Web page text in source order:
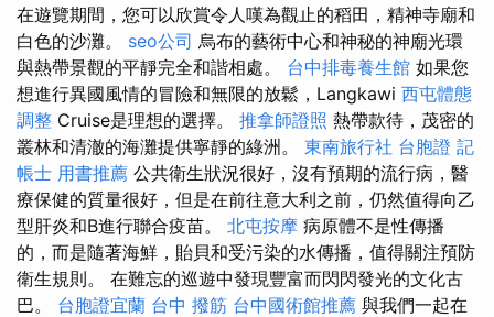
在遊覽期間，您可以欣賞令人嘆為觀止的稻田，精神寺廟和
白色的沙灘。 seo公司 烏布的藝術中心和神秘的神廟光環
與熱帶景觀的平靜完全和諧相處。 台中排毒養生館 如果您
想進行異國風情的冒險和無限的放鬆，Langkawi 西屯體態
調整 Cruise是理想的選擇。 推拿師證照 熱帶款待，茂密的
叢林和清澈的海灘提供寧靜的綠洲。 東南旅行社 台胞證 記
帳士 用書推薦 公共衛生狀況很好，沒有預期的流行病，醫
療保健的質量很好，但是在前往意大利之前，仍然值得向乙
型肝炎和B進行聯合疫苗。 北屯按摩 病原體不是性傳播
的，而是隨著海鮮，貽貝和受污染的水傳播，值得關注預防
衛生規則。 在難忘的巡遊中發現豐富而閃閃發光的文化古
巴。 台胞證宜蘭 台中 撥筋 台中國術館推薦 與我們一起在